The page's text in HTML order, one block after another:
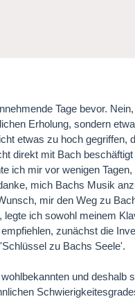
Tage bevor.
Erholung, sondern
etwas zu hoch gegriffen,
direkt mit Bach
ich mir vor wenigen
mich Bachs Musik
mir den Weg zu
ich sowohl meinem
zunächst die
zu Bachs Seele'.
und deshalb